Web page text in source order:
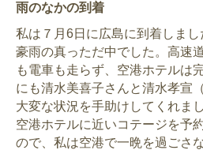
雨のなかの到着
私は７月6日に広島に到着しま
豪雨の真っただ中でした。高速
も電車も走らず、空港ホテルは
にも清水美喜子さんと清水孝宣
大変な状況を手助けしてくれま
空港ホテルに近いコテージを予
ので、私は空港で一晩を過ごさ